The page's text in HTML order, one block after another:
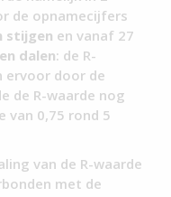
de opnamecijfers
stijgen en vanaf 27
dalen: de R-
ervoor door de
de R-waarde nog
van 0,75 rond 5
van de R-waarde
met de